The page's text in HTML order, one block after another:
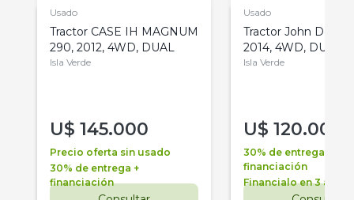
Usado
Tractor CASE IH MAGNUM
290, 2012, 4WD, DUAL
Isla Verde
U$ 145.000
Precio oferta sin usado
30% de entrega +
financiación
Usado
Tractor John Deere
2014, 4WD, DUAL
Isla Verde
U$ 120.000
30% de entrega +
financiación
Financialo en 3 años